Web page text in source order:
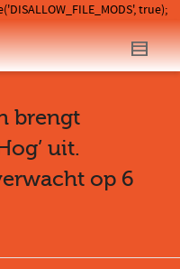
true);
brengt
uit.
op 6